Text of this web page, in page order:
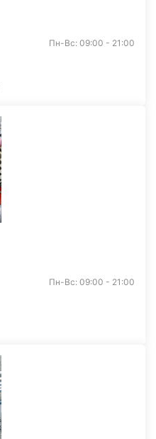
Пн-Вс: 09:00 - 21:00
Пн-Вс: 09:00 - 21:00